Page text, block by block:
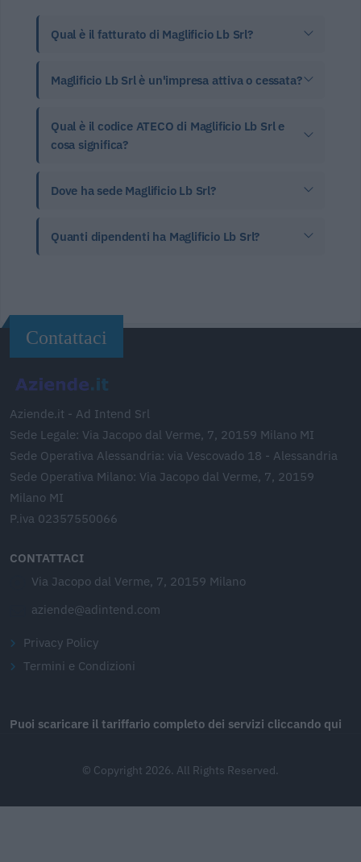
Qual è il fatturato di Maglificio Lb Srl?
Maglificio Lb Srl è un'impresa attiva o cessata?
Qual è il codice ATECO di Maglificio Lb Srl e
cosa significa?
Dove ha sede Maglificio Lb Srl?
Quanti dipendenti ha Maglificio Lb Srl?
Contattaci
Aziende.it - Ad Intend Srl
Sede Legale: Via Jacopo dal Verme, 7, 20159 Milano MI
Sede Operativa Alessandria: via Vescovado 18 - Alessandria
Sede Operativa Milano: Via Jacopo dal Verme, 7, 20159
Milano MI
P.iva 02357550066
CONTATTACI
Via Jacopo dal Verme, 7, 20159 Milano
aziende@adintend.com
Privacy Policy
Termini e Condizioni
Puoi scaricare il tariffario completo dei servizi cliccando qui
© Copyright 2026. All Rights Reserved.